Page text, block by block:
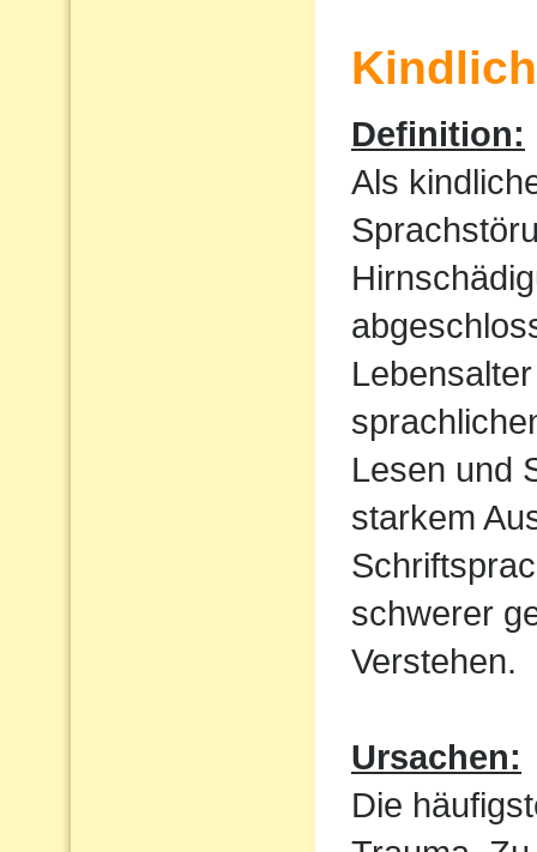
Definition:
Als
Lesen und
starkem
schwerer
Verstehen.
Ursachen:
Die